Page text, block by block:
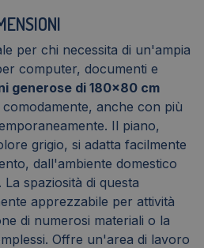
per chi necessita di un'ampia
computer, documenti e
generose di 180x80 cm
anche con più
Il piano,
grigio, si adatta facilmente
dall'ambiente domestico
spaziosità di questa
apprezzabile per attività
di numerosi materiali o la
Offre un'area di lavoro